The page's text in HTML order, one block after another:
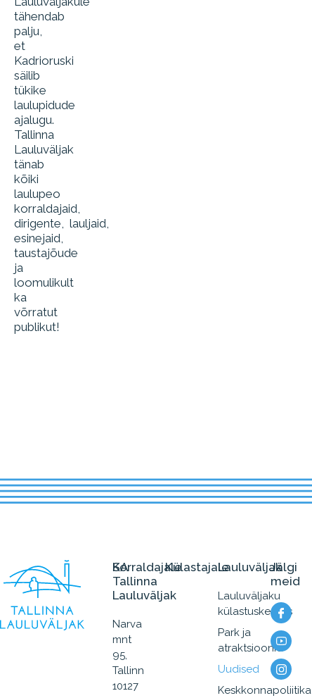
tähendab
palju,
et
Kadrioruski
säilib
tükike
laulupidude
ajalugu.
Tallinna
Lauluväljak
tänab
kõiki
laulupeo
korraldajaid,
dirigente, lauljaid,
esinejaid,
taustajõude
ja
loomulikult
ka
võrratut
publikut!
SA
Tallinna
Lauluväljak
Narva
mnt
95,
Tallinn
10127
KorraldajaleKülastajaleLauluväljak
Lauluväljaku
külastuskeskus
Park ja
atraktsioonid
Uudised
Keskkonnapoliitika
Jälgi
meid